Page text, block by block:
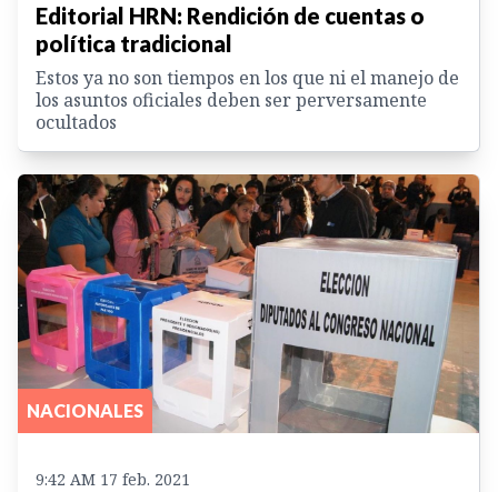
Editorial HRN: Rendición de cuentas o
política tradicional
Estos ya no son tiempos en los que ni el manejo de
los asuntos oficiales deben ser perversamente
ocultados
NACIONALES
9:42 AM 17 feb. 2021